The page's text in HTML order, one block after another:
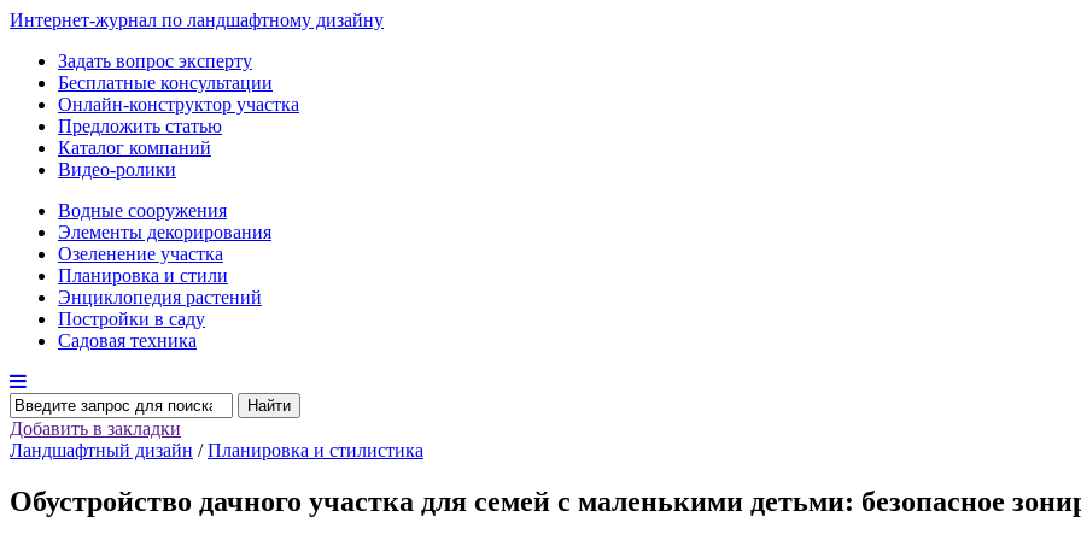
Интернет-журнал по ландшафтному дизайну
Задать вопрос эксперту
Бесплатные консультации
Онлайн-конструктор участка
Предложить статью
Каталог компаний
Видео-ролики
Водные сооружения
Элементы декорирования
Озеленение участка
Планировка и стили
Энциклопедия растений
Постройки в саду
Садовая техника
Найти
Добавить в закладки
Ландшафтный дизайн / Планировка и стилистика
Обустройство дачного участка для семей с маленькими детьми: безопасное